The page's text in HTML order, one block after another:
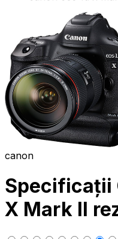
canon
Specificații
X Mark II